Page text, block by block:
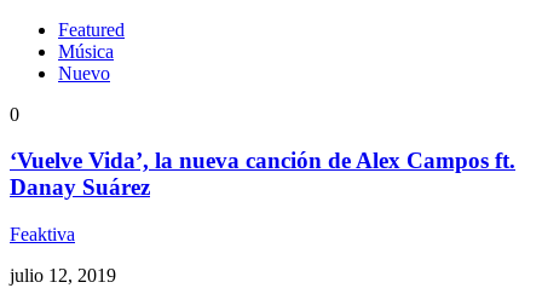
Featured
Música
Nuevo
0
‘Vuelve Vida’, la nueva canción de Alex Campos ft.
Danay Suárez
Feaktiva
julio 12, 2019